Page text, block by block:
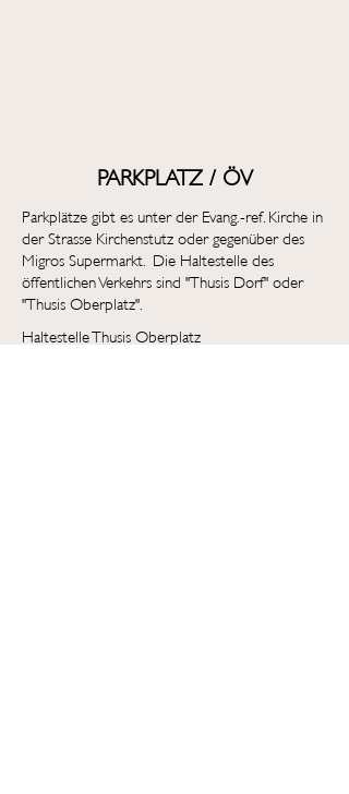
PARKPLATZ / ÖV
Parkplätze gibt es unter der Evang.-ref. Kirche in
der Strasse Kirchenstutz oder gegenüber des
Migros Supermarkt. Die Haltestelle des
öffentlichen Verkehrs sind "Thusis Dorf" oder
"Thusis Oberplatz".
Haltestelle Thusis Oberplatz